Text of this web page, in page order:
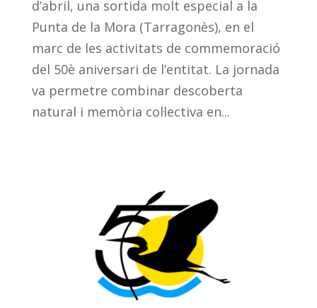
d’abril, una sortida molt especial a la
Punta de la Mora (Tarragonès), en el
marc de les activitats de commemoració
del 50è aniversari de l’entitat. La jornada
va permetre combinar descoberta
natural i memòria col·lectiva en...